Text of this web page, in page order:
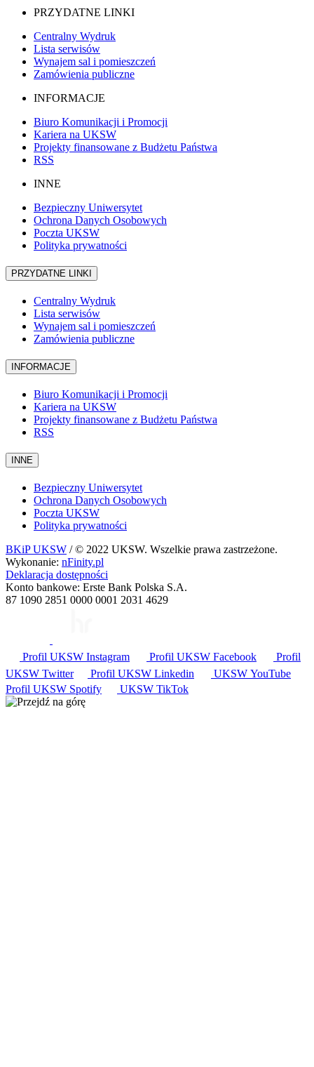
PRZYDATNE LINKI
Centralny Wydruk
Lista serwisów
Wynajem sal i pomieszczeń
Zamówienia publiczne
INFORMACJE
Biuro Komunikacji i Promocji
Kariera na UKSW
Projekty finansowane z Budżetu Państwa
RSS
INNE
Bezpieczny Uniwersytet
Ochrona Danych Osobowych
Poczta UKSW
Polityka prywatności
PRZYDATNE LINKI
Centralny Wydruk
Lista serwisów
Wynajem sal i pomieszczeń
Zamówienia publiczne
INFORMACJE
Biuro Komunikacji i Promocji
Kariera na UKSW
Projekty finansowane z Budżetu Państwa
RSS
INNE
Bezpieczny Uniwersytet
Ochrona Danych Osobowych
Poczta UKSW
Polityka prywatności
BKiP UKSW / © 2022 UKSW. Wszelkie prawa zastrzeżone.
Wykonanie: nFinity.pl
Deklaracja dostępności
Konto bankowe: Erste Bank Polska S.A.
87 1090 2851 0000 0001 2031 4629
Profil UKSW Instagram Profil UKSW Facebook
Profil
UKSW Twitter Profil UKSW Linkedin UKSW YouTube
Profil UKSW Spotify UKSW TikTok